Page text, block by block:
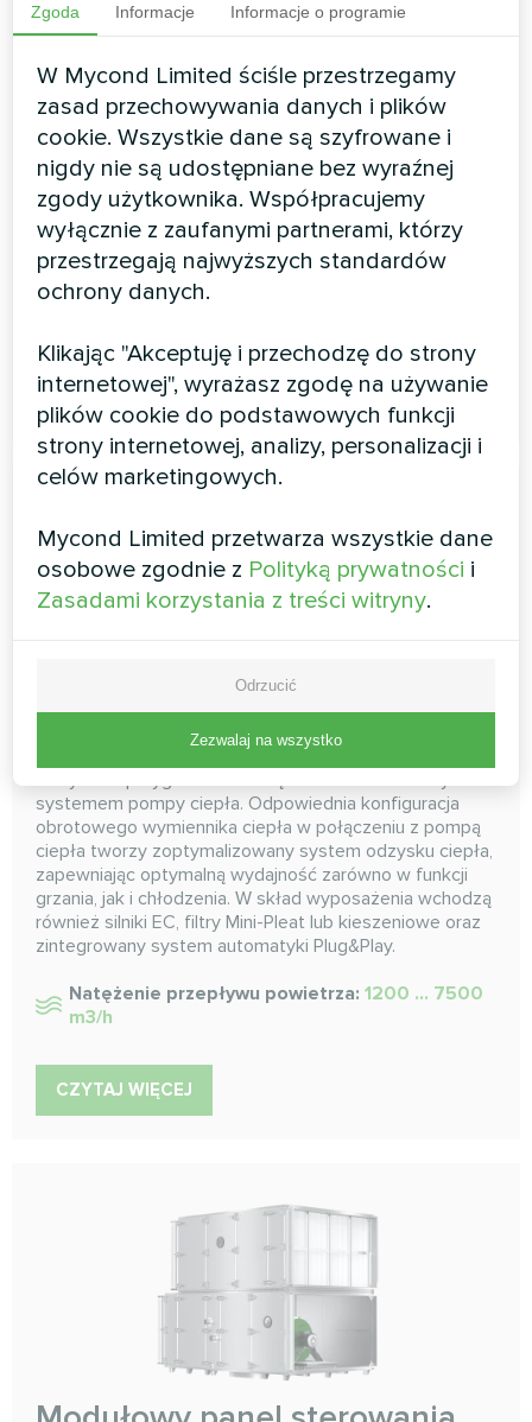
System wentylacji BreezMe
serii FT
Jednostki wentylacyjne Mycond BreezMe FT
charakteryzują się energooszczędnością i są
wyposażone w sześciokątny rekuperator
przeciwprądowy, silniki typu EC, filtry Mini-Pleat lub
kieszeniowe oraz posiadają wbudowaną automatykę w
formacie Plug&Play.
Natężenie przepływu powietrza:
CZYTAJ WIĘCEJ
serii HP
Mycond BreezMe HP z wbudowaną pompą ciepła to
systemem pompy ciepła. Odpowiednia konfiguracja
obrotowego wymiennika ciepła w połączeniu z pompą
ciepła tworzy zoptymalizowany system odzysku ciepła,
zapewniając optymalną wydajność zarówno w funkcji
grzania, jak i chłodzenia. W skład wyposażenia wchodzą
również silniki EC, filtry Mini-Pleat lub kieszeniowe oraz
zintegrowany system automatyki Plug&Play.
Natężenie przepływu powietrza: 1200 ... 7500
m3/h
CZYTAJ WIĘCEJ
Zgoda Informacje Informacje o programie
W Mycond Limited ściśle przestrzegamy
zasad przechowywania danych i plików
cookie. Wszystkie dane są szyfrowane i
nigdy nie są udostępniane bez wyraźnej
zgody użytkownika. Współpracujemy
wyłącznie z zaufanymi partnerami, którzy
przestrzegają najwyższych standardów
ochrony danych.
Klikając "Akceptuję i przechodzę do strony
internetowej", wyrażasz zgodę na używanie
plików cookie do podstawowych funkcji
strony internetowej, analizy, personalizacji i
celów marketingowych.
Mycond Limited przetwarza wszystkie dane
osobowe zgodnie z Polityką prywatności i
Zasadami korzystania z treści witryny.
Odrzucić
Zezwalaj na wszystko